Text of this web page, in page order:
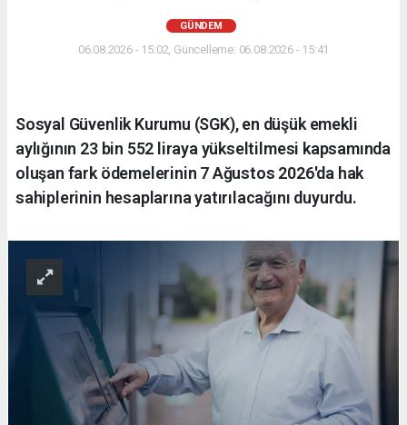
GÜNDEM
06.08.2026 - 15:02, Güncelleme: 06.08.2026 - 15:41
Sosyal Güvenlik Kurumu (SGK), en düşük emekli
aylığının 23 bin 552 liraya yükseltilmesi kapsamında
oluşan fark ödemelerinin 7 Ağustos 2026'da hak
sahiplerinin hesaplarına yatırılacağını duyurdu.